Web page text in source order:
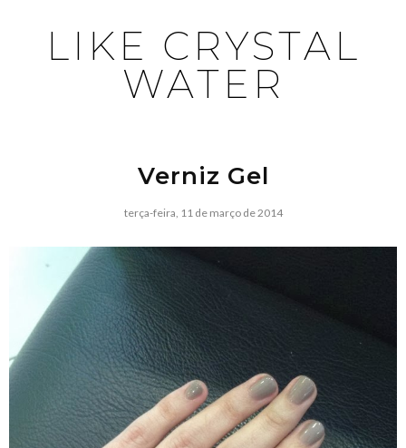
LIKE CRYSTAL
WATER
Verniz Gel
terça-feira, 11 de março de 2014